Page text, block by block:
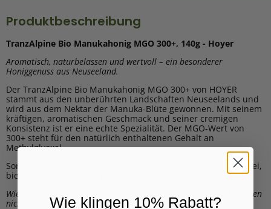
Produktbeschreibung
TranzAlpine Bio Manukahonig MGO 300+, 140g - Hoyer
Aromatisch, naturbelassen und wertvoll – ein besonderer
Honiggenuss aus Neuseeland.
Der TranzAlpine Bio Manukahonig MGO 300+ von HOYER
stammt aus den unberührten Landschaften Neuseelands und
wird aus dem Nektar der Manuka-Blüte gewonnen. Mit seinem
kräftigen, aromatischen Geschmack und seiner cremigen
Konsistenz ist er eine echte Spezialität. Der MGO-Wert von
300+ steht für den natürlich enthaltenen Gehalt an
Methylglyoxal.
Sorgfältig verarbeitet und aus kontrolliert biologischer Imkerei,
bietet dieser Honig höchste Qualität.
Wie andere Rohkost auch ist Honig für Säuglinge unter 12 Monaten
nicht geeignetWie klingen 10% Rabatt?